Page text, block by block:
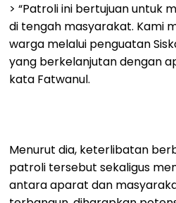
> “Patroli ini bertujuan untuk
di tengah masyarakat. Kami
warga melalui penguatan
yang berkelanjutan dengan
kata Fatwanul.
Menurut dia, keterlibatan
patroli tersebut sekaligus
antara aparat dan